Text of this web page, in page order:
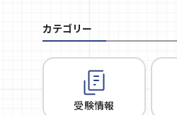
カテゴリー
受験情報